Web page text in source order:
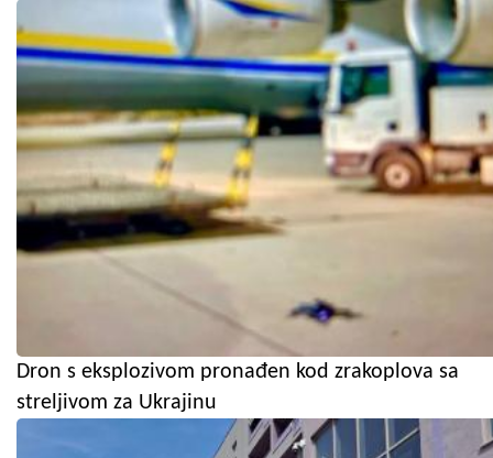
Dron s eksplozivom pronađen kod zrakoplova sa
streljivom za Ukrajinu